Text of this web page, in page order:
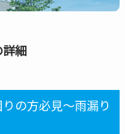
細
の方必見～雨漏り